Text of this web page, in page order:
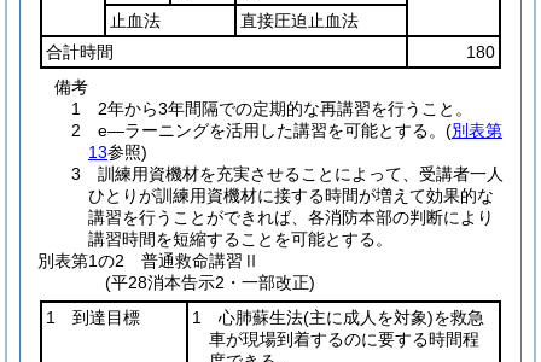
止血法
直接圧迫止血法
合計時間
180
備考
1 2年から3年間隔での定期的な再講習を行うこと。
2 e―ラーニングを活用した講習を可能とする。(別表第
13参照)
3 訓練用資機材を充実させることによって、受講者一人
ひとりが訓練用資機材に接する時間が増えて効果的な
講習を行うことができれば、各消防本部の判断により
講習時間を短縮することを可能とする。
別表第1の2 普通救命講習Ⅱ
(平28消本告示2・一部改正)
1 到達目標
1 心肺蘇生法(主に成人を対象)を救急
車が現場到着するのに要する時間程